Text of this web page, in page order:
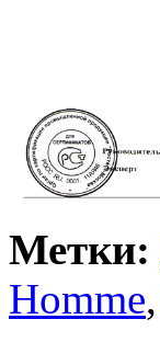
Метки:
Homme,